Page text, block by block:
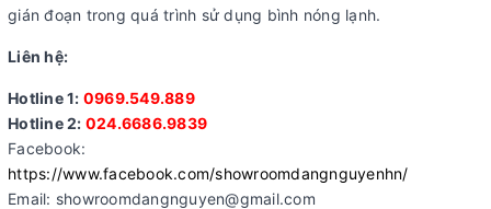
gián đoạn trong quá trình sử dụng bình nóng lạnh.
Liên hệ:
Hotline 1: 0969.549.889
Hotline 2: 024.6686.9839
Facebook:
https://www.facebook.com/showroomdangnguyenhn/
Email: showroomdangnguyen@gmail.com